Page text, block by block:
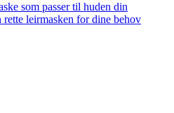
som passer til huden din
leirmasken for dine behov